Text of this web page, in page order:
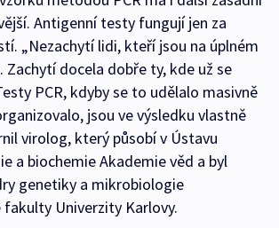
Antigenní testy fungují jen za
„Nezachytí lidi, kteří jsou na úplném
Zachytí docela dobře ty, kde už se
PCR, kdyby se to udělalo masivně
jsou ve výsledku vlastně
virolog, který působí v Ústavu
a biochemie Akademie věd a byl
genetiky a mikrobiologie
Univerzity Karlovy.